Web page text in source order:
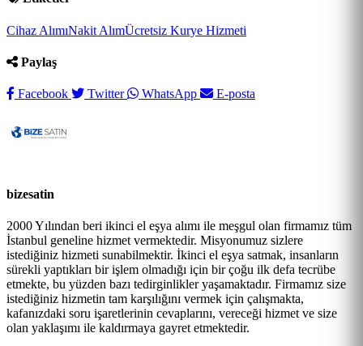
Cihaz AlımıNakit AlımÜcretsiz Kurye Hizmeti
Paylaş
Facebook Twitter WhatsApp E-posta
bizesatin
2000 Yılından beri ikinci el eşya alımı ile meşgul olan firmamız tüm
İstanbul geneline hizmet vermektedir. Misyonumuz sizlere
istediğiniz hizmeti sunabilmektir. İkinci el eşya satmak, insanların
sürekli yaptıkları bir işlem olmadığı için bir çoğu ilk defa tecrübe
etmekte, bu yüzden bazı tedirginlikler yaşamaktadır. Firmamız size
istediğiniz hizmetin tam karşılığını vermek için çalışmakta,
kafanızdaki soru işaretlerinin cevaplarını, vereceği hizmet ve size
olan yaklaşımı ile kaldırmaya gayret etmektedir.